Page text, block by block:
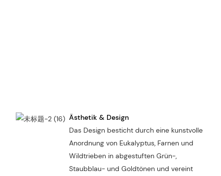
Ästhetik & Design
Das Design besticht durch eine kunstvolle
Anordnung von Eukalyptus, Farnen und
Wildtrieben in abgestuften Grün-,
Staubblau- und Goldtönen und vereint